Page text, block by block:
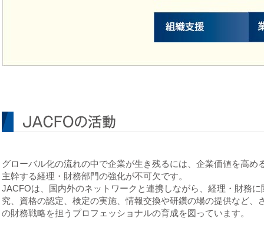
グローバル化の流れの中で企業が生き残るには、企業価値を高め
主幹する経理・財務部門の強化が不可欠です。
JACFOは、国内外のネットワークと連携しながら、経理・財務
究、資格の認定、検定の実施、情報交換や研鑽の場の提供など、
の財務戦略を担うプロフェッショナルの育成を図っています。